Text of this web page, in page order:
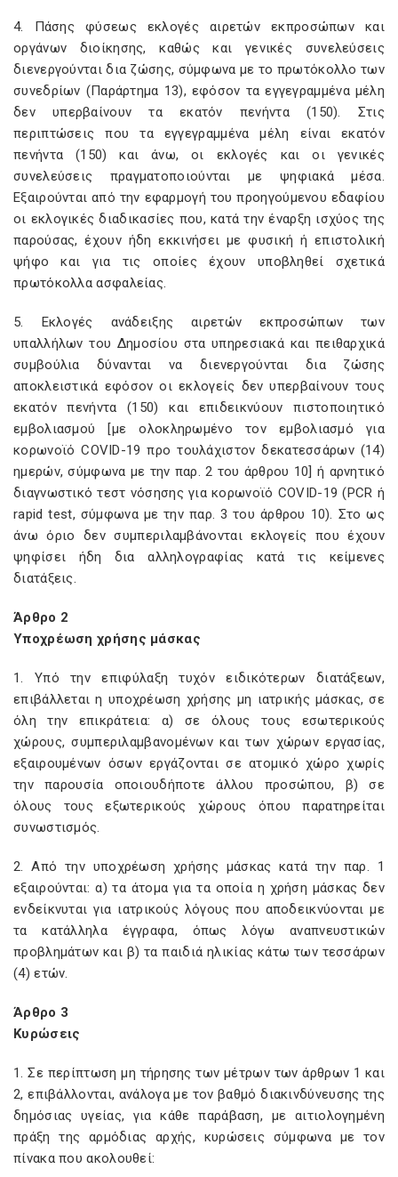
4. Πάσης φύσεως εκλογές αιρετών εκπροσώπων και
οργάνων διοίκησης, καθώς και γενικές συνελεύσεις
διενεργούνται δια ζώσης, σύμφωνα με το πρωτόκολλο των
συνεδρίων (Παράρτημα 13), εφόσον τα εγγεγραμμένα μέλη
δεν υπερβαίνουν τα εκατόν πενήντα (150). Στις
περιπτώσεις που τα εγγεγραμμένα μέλη είναι εκατόν
πενήντα (150) και άνω, οι εκλογές και οι γενικές
συνελεύσεις πραγματοποιούνται με ψηφιακά μέσα.
Εξαιρούνται από την εφαρμογή του προηγούμενου εδαφίου
οι εκλογικές διαδικασίες που, κατά την έναρξη ισχύος της
παρούσας, έχουν ήδη εκκινήσει με φυσική ή επιστολική
ψήφο και για τις οποίες έχουν υποβληθεί σχετικά
πρωτόκολλα ασφαλείας.
5. Εκλογές ανάδειξης αιρετών εκπροσώπων των
υπαλλήλων του Δημοσίου στα υπηρεσιακά και πειθαρχικά
συμβούλια δύνανται να διενεργούνται δια ζώσης
αποκλειστικά εφόσον οι εκλογείς δεν υπερβαίνουν τους
εκατόν πενήντα (150) και επιδεικνύουν πιστοποιητικό
εμβολιασμού [με ολοκληρωμένο τον εμβολιασμό για
κορωνοϊό COVID-19 προ τουλάχιστον δεκατεσσάρων (14)
ημερών, σύμφωνα με την παρ. 2 του άρθρου 10] ή αρνητικό
διαγνωστικό τεστ νόσησης για κορωνοϊό COVID-19 (PCR ή
rapid test, σύμφωνα με την παρ. 3 του άρθρου 10). Στο ως
άνω όριο δεν συμπεριλαμβάνονται εκλογείς που έχουν
ψηφίσει ήδη δια αλληλογραφίας κατά τις κείμενες
διατάξεις.
Άρθρο 2
Υποχρέωση χρήσης μάσκας
1. Υπό την επιφύλαξη τυχόν ειδικότερων διατάξεων,
επιβάλλεται η υποχρέωση χρήσης μη ιατρικής μάσκας, σε
όλη την επικράτεια: α) σε όλους τους εσωτερικούς
χώρους, συμπεριλαμβανομένων και των χώρων εργασίας,
εξαιρουμένων όσων εργάζονται σε ατομικό χώρο χωρίς
την παρουσία οποιουδήποτε άλλου προσώπου, β) σε
όλους τους εξωτερικούς χώρους όπου παρατηρείται
συνωστισμός.
2. Από την υποχρέωση χρήσης μάσκας κατά την παρ. 1
εξαιρούνται: α) τα άτομα για τα οποία η χρήση μάσκας δεν
ενδείκνυται για ιατρικούς λόγους που αποδεικνύονται με
τα κατάλληλα έγγραφα, όπως λόγω αναπνευστικών
προβλημάτων και β) τα παιδιά ηλικίας κάτω των τεσσάρων
(4) ετών.
Άρθρο 3
Κυρώσεις
1. Σε περίπτωση μη τήρησης των μέτρων των άρθρων 1 και
2, επιβάλλονται, ανάλογα με τον βαθμό διακινδύνευσης της
δημόσιας υγείας, για κάθε παράβαση, με αιτιολογημένη
πράξη της αρμόδιας αρχής, κυρώσεις σύμφωνα με τον
πίνακα που ακολουθεί: